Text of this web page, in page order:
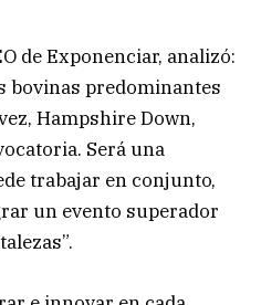
de Exponenciar, analizó:
bovinas predominantes
Hampshire Down,
Será una
trabajar en conjunto,
un evento superador